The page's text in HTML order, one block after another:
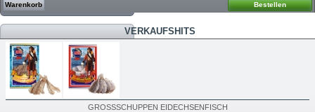
Warenkorb Bestellen
VERKAUFSHITS
GROSSSCHUPPEN EIDECHSENFISCH